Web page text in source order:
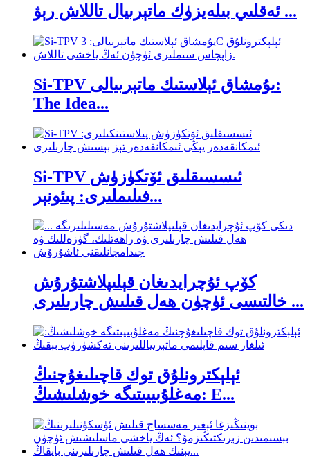
ئەقلىي بىلەيزۈك ماتېرىيال تاللاش رېۋ ...
Si-TPV يۇمشاق ئېلاستىك ماتېرىيالى:
The Idea...
Si-TPV ئىسسىقلىق ئۆتكۈزۈش
فىلىملىرى: پىئونېر...
كۆپ ئۇچرايدىغان قېلىپلاشتۇرۇش
خالتىسى ئۈچۈن ھەل قىلىش چارىلىرى ...
ئېلېكترونلۇق توك قاچىلىغۇچنىڭ
مەغلۇبىيىتىگە خوشلىشىڭ: E...